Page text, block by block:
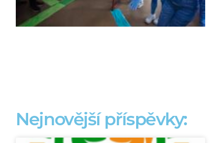
Nejnovější příspěvky: